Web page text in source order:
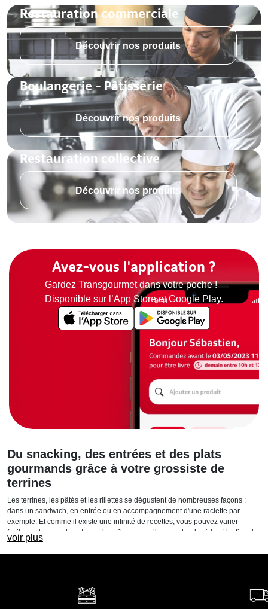
Restauration commerciale
Découvrir nos produits
Boulangerie - Pâtisserie
Découvrir nos produits
Restauration collective
Découvrir nos produits
Avez-vous l'application ?
Gardez Transgourmet dans votre poche !
Disponible sur l’App Store et Google Play.
Du snacking, des entrées et des plats
gourmands grâce à votre grossiste de
terrines
Les terrines, les pâtés et les rillettes se dégustent de nombreuses façons :
dans un sandwich, en entrée ou en accompagnement d'une raclette par
exemple. Et comme il existe une infinité de recettes, vous pouvez varier
facilement vos cartes et vos plats. Jetez un œil sans attendre à la sélection de
votre grossiste de terrines pour commander de nouveaux produits.
Les spécialités charcutières offrent des saveurs et des textures multiples pour
voir plus